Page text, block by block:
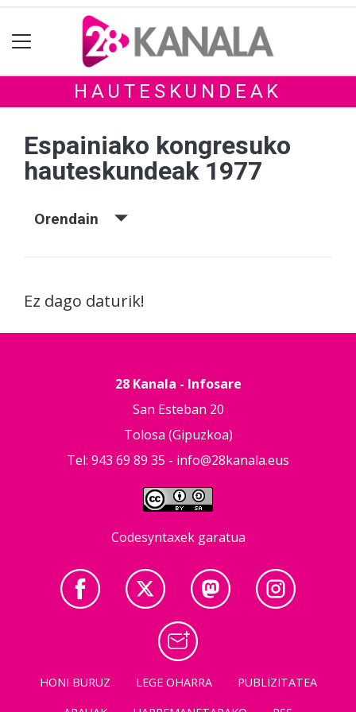
HAUTESKUNDEAK
Espainiako kongresuko
hauteskundeak 1977
Orendain
Ez dago daturik!
28 Kanala - Infosare
San Esteban 20
Tolosa (Gipuzkoa)
Tel: 943 69 89 35 - info@28kanala.eus
Codesyntaxek garatua
HONI BURUZ LEGE OHARRA
PUBLIZITATEA